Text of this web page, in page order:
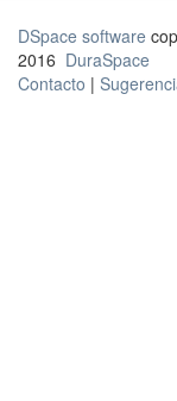
DSpace software
2016 DuraSpace
Contacto |